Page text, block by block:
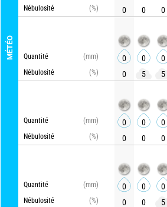
MÉTÉO
Nébulosité
(%)
Quantité
(mm)
Nébulosité
(%)
Quantité
(mm)
Nébulosité
(%)
Quantité
(mm)
Nébulosité
(%)
0
0 0
0 0 0
0
5 5
0 0 0
0
0 0
0 0 0
0
0 5